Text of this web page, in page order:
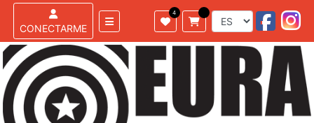
CONECTARME